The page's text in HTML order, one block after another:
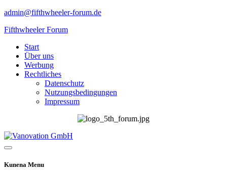
admin@fifthwheeler-forum.de
Fifthwheeler Forum
Start
Über uns
Werbung
Rechtliches
Datenschutz
Nutzungsbedingungen
Impressum
Kunena Menu